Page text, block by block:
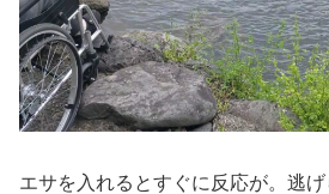
エサを入れるとすぐに反応が。逃